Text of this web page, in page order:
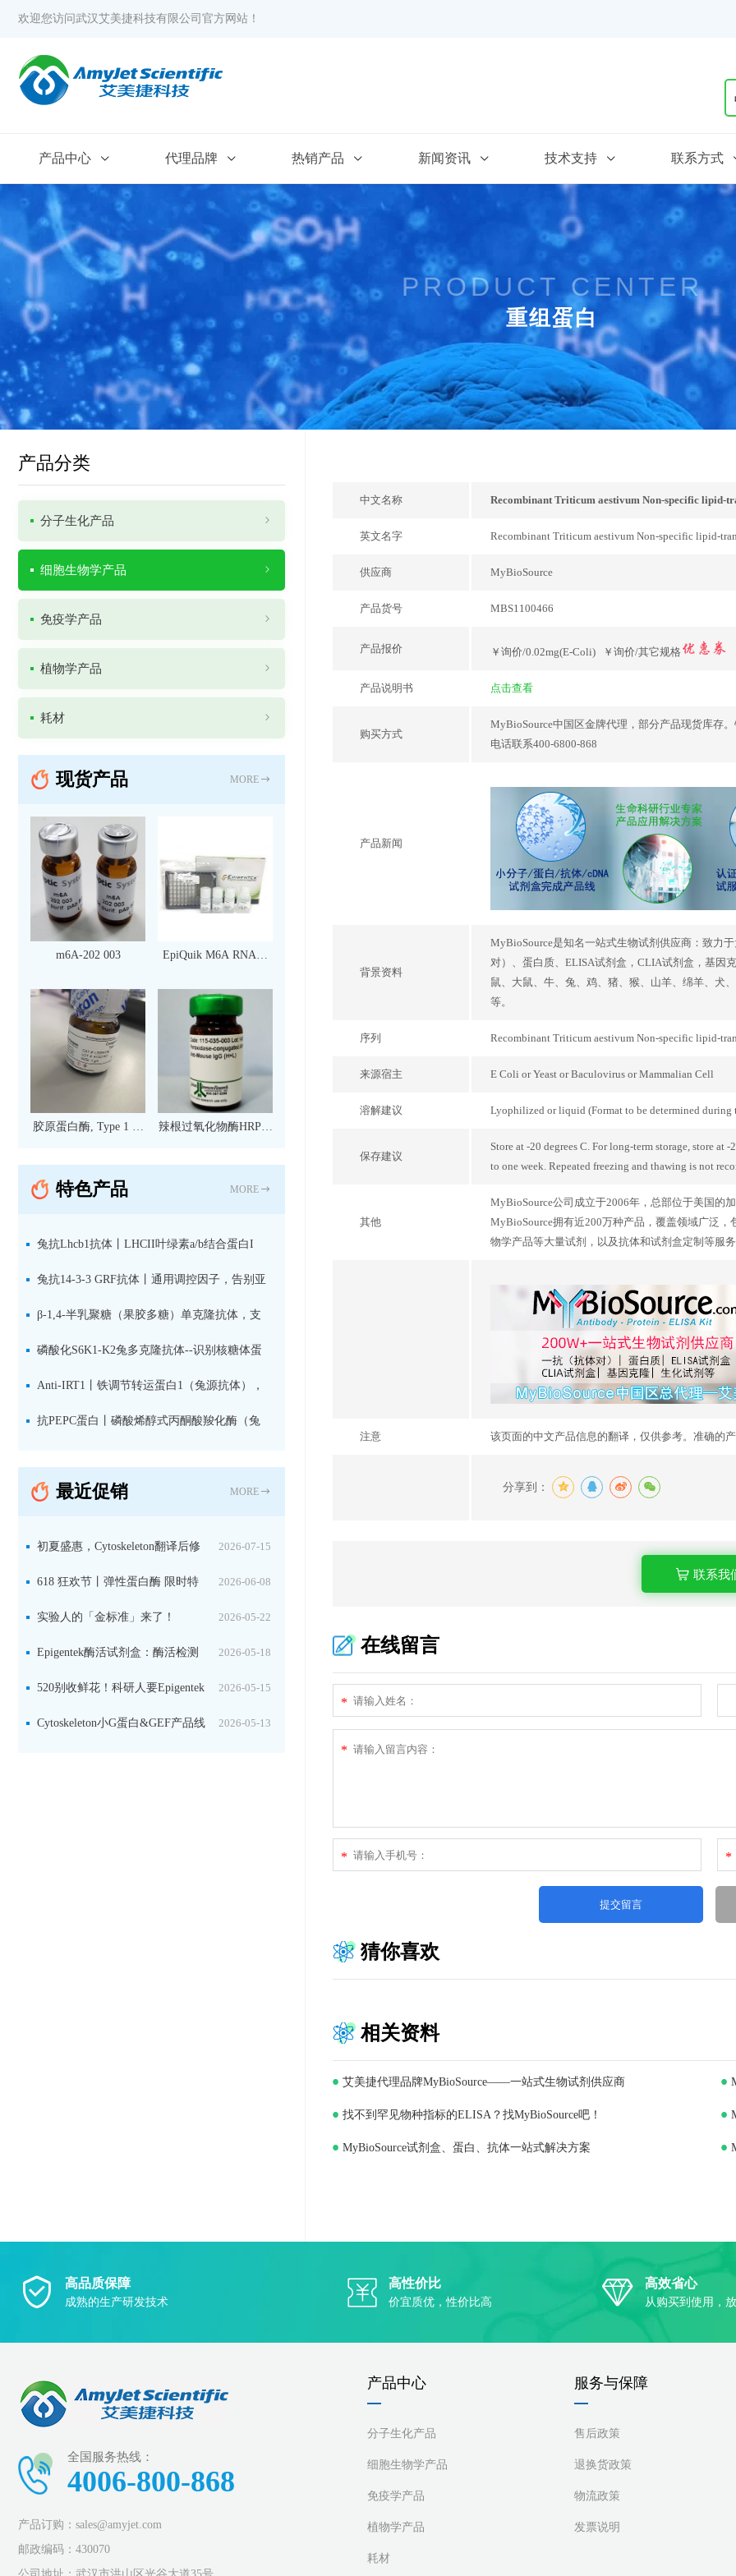
欢迎您访问武汉艾美捷科技有限公司官方网站！
产品中心 代理品牌 热销产品 新闻资讯 技术支持 联系方式
PRODUCT CENTER
重组蛋白
中文名称 Recombinant Triticum aestivum Non-specific lipid-
英文名字 Recombinant Triticum aestivum Non-specific lipid-
供应商 MyBioSource
产品货号 MBS1100466
产品报价 ￥询价/0.02mg(E-Coli) ￥询价/其它规格
产品说明书 点击查看
购买方式
MyBioSource中国区金牌代理，部分产品现货库存
电话联系400-6800-868
产品新闻
背景资料
MyBioSource是知名一站式生物试剂供应商：致力
对）、蛋白质、ELISA试剂盒，CLIA试剂盒，基因
鼠、大鼠、牛、兔、鸡、猪、猴、山羊、绵羊、犬
等。
序列 Recombinant Triticum aestivum Non-specific lipid-
来源宿主 E Coli or Yeast or Baculovirus or Mammalian Cell
溶解建议 Lyophilized or liquid (Format to be determined during
保存建议
Store at -20 degrees C. For long-term storage, store at
to one week. Repeated freezing and thawing is not
其他
MyBioSource公司成立于2006年，总部位于美国的
MyBioSource拥有近200万种产品，覆盖领域广泛
物学产品等大量试剂，以及抗体和试剂盒定制等服
注意 该页面的中文产品信息的翻译，仅供参考。准确的
分享到：
联系我
在线留言
*
*
* *
猜你喜欢
相关资料
艾美捷代理品牌MyBioSource——一站式生物试剂供应商
找不到罕见物种指标的ELISA？找MyBioSource吧！
MyBioSource试剂盒、蛋白、抗体一站式解决方案
产品分类
分子生化产品
细胞生物学产品
免疫学产品
植物学产品
耗材
现货产品 MORE
m6A-202 003
EpiQuik M6A RNA甲
（比色法）（96 次）
胶原蛋白酶, Type 1 现
辣根过氧化物酶HRP标
IgG（H+L）二抗 现货
特色产品 MORE
兔抗Lhcb1抗体丨LHCII叶绿素a/b结合蛋白I
型：专检LHCII中含量丰富的捕光蛋白
兔抗14-3-3 GRF抗体丨通用调控因子，告别亚
型选择难题，全面捕获植物信号转导枢纽蛋白
β-1,4-半乳聚糖（果胶多糖）单克隆抗体，支
持植物细胞壁果胶多糖精细结构解析
磷酸化S6K1-K2兔多克隆抗体--识别核糖体蛋
白S6激酶同源蛋白1-2的激活状态
Anti-IRT1丨铁调节转运蛋白1（兔源抗体），
植物铁吸收与微量元素代谢研究的关键工具
抗PEPC蛋白丨磷酸烯醇式丙酮酸羧化酶（兔
固定关键酶
最近促销 MORE
2026-07-15
初夏盛惠，Cytoskeleton翻译后修
饰（PTM）产品线放价啦！ 2026-06-08
618 狂欢节丨弹性蛋白酶 限时特
惠 2026-05-22
实验人的「金标准」来了！
Jackson 二抗精选限时一口价，手慢无！2026-05-18
Epigentek酶活试剂盒：酶活检测
+抑制剂筛选双赋能，下单即赠京东卡2026-05-15
520别收鲜花！科研人要Epigentek
试剂盒+京东卡！ 2026-05-13
Cytoskeleton小G蛋白&GEF产品线
高品质保障
成熟的生产研发技术
高性价比
价宜质优，性价比高
高效省心
从购买到使用，
全国服务热线：
4006-800-868
产品订购：sales@amyjet.com
邮政编码：430070
产品中心
分子生化产品
细胞生物学产品
免疫学产品
植物学产品
耗材
服务与保障
售后政策
退换货政策
物流政策
发票说明